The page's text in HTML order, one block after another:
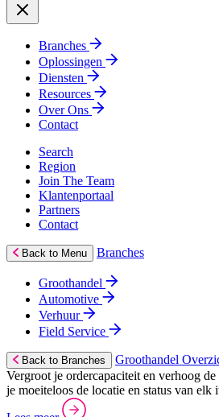
Branches
Oplossingen
Diensten
Resources
Over Ons
Contact
Search
Region
Join The Team
Klantenportaal
Partners
Contact
Back to Menu Branches
Groothandel
Automotive
Verhuur
Field Service
Back to Branches
Groothandel
Vergroot je ordercapaciteit en verhoog
je moeiteloos de locatie en status van elk